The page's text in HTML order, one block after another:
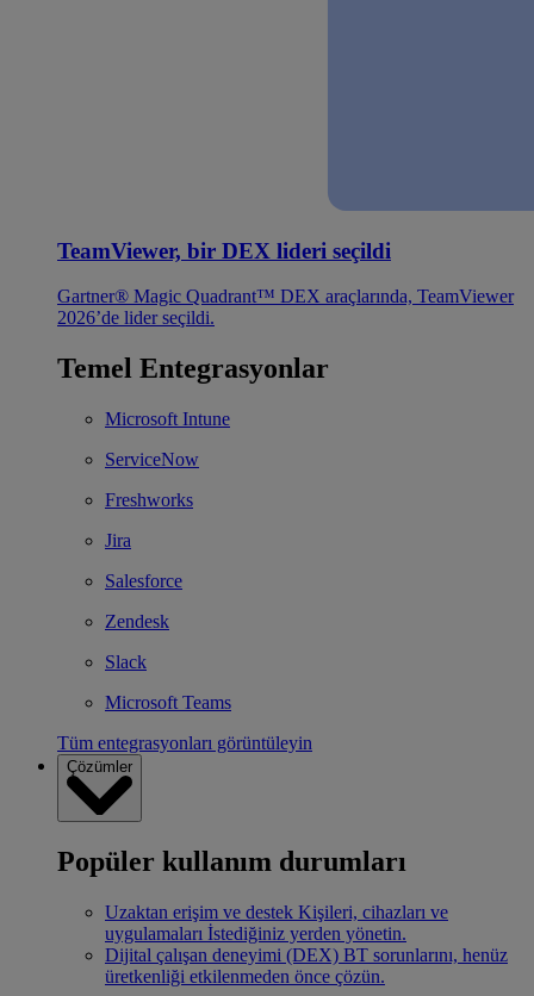
TeamViewer, bir DEX lideri seçildi
Gartner® Magic Quadrant™ DEX araçlarında, TeamViewer
2026’de lider seçildi.
Temel Entegrasyonlar
Microsoft Intune
ServiceNow
Freshworks
Jira
Salesforce
Zendesk
Slack
Microsoft Teams
Tüm entegrasyonları görüntüleyin
Çözümler
Popüler kullanım durumları
Uzaktan erişim ve destek Kişileri, cihazları ve
uygulamaları İstediğiniz yerden yönetin.
Dijital çalışan deneyimi (DEX) BT sorunlarını, henüz
üretkenliği etkilenmeden önce çözün.